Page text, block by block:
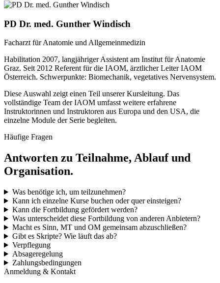
PD Dr. med. Gunther Windisch
Facharzt für Anatomie und Allgemeinmedizin
Habilitation 2007, langjähriger Assistent am Institut für Anatomie
Graz. Seit 2012 Referent für die IAOM, ärztlicher Leiter IAOM
Österreich. Schwerpunkte: Biomechanik, vegetatives Nervensystem.
Diese Auswahl zeigt einen Teil unserer Kursleitung. Das
vollständige Team der IAOM umfasst weitere erfahrene
Instruktorinnen und Instruktoren aus Europa und den USA, die
einzelne Module der Serie begleiten.
Häufige Fragen
Antworten zu Teilnahme, Ablauf und
Organisation.
Was benötige ich, um teilzunehmen?
Kann ich einzelne Kurse buchen oder quer einsteigen?
Kann die Fortbildung gefördert werden?
Was unterscheidet diese Fortbildung von anderen Anbietern?
Macht es Sinn, MT und OM gemeinsam abzuschließen?
Gibt es Skripte? Wie läuft das ab?
Verpflegung
Absageregelung
Zahlungsbedingungen
Anmeldung & Kontakt